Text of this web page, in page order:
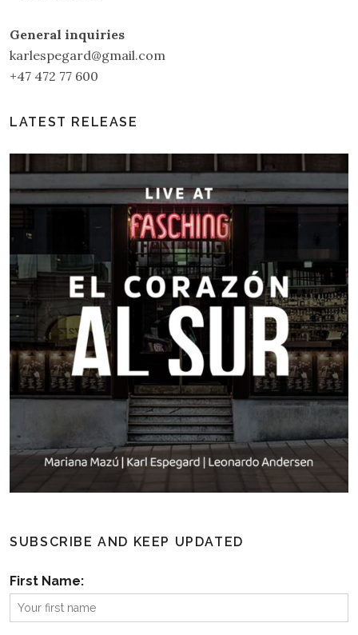
General inquiries
karlespegard@gmail.com
+47 472 77 600
LATEST RELEASE
SUBSCRIBE AND KEEP UPDATED
First Name: